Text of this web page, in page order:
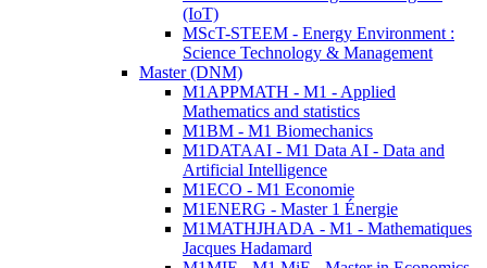
(IoT)
MScT-STEEM - Energy Environment :
Science Technology & Management
Master (DNM)
M1APPMATH - M1 - Applied
Mathematics and statistics
M1BM - M1 Biomechanics
M1DATAAI - M1 Data AI - Data and
Artificial Intelligence
M1ECO - M1 Economie
M1ENERG - Master 1 Énergie
M1MATHJHADA - M1 - Mathematiques
Jacques Hadamard